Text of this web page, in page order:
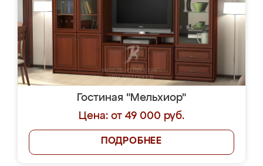
Гостиная "Мельхиор"
Цена: от 49 000 руб.
ПОДРОБНЕЕ